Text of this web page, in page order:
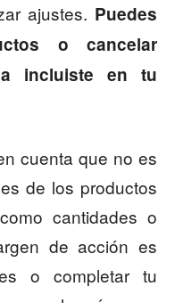
ajustes. Puedes
o cancelar
incluiste en tu
cuenta que no es
de los productos
cantidades o
de acción es
o completar tu